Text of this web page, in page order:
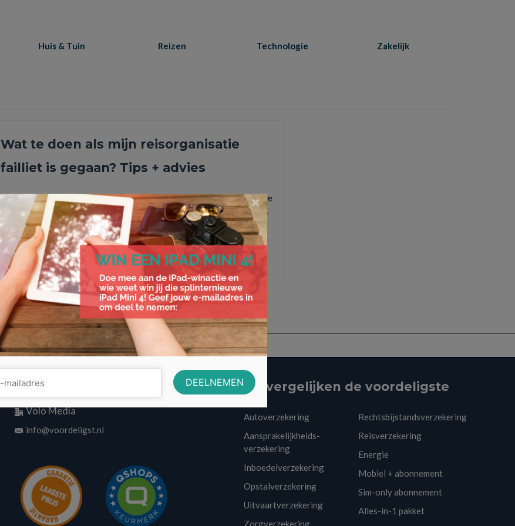
Huis & Tuin Reizen Technologie Zakelijk
Wat te doen als mijn reisorganisatie
failliet is gegaan? Tips + advies
Je hoort het de laatste tijd steeds vaker: bekende reisorganisaties die
in ernstige financiële problemen komen en uiteindelijk failliet gaan. …
Lees Meer
accommodatie, buitenland ,failliet,faillissement,Garantiefonds reisaanbieder ,reisbureau ,
Reisgelden
reisorganisatie,SGR vakantie,vergoeding,verzekerd
Contactinformatie
Volo Media
info@voordeligst.nl
wij vergelijken de voordeligste
Autoverzekering
Aansprakelijkheids-
verzekering
Inboedelverzekering
Opstalverzekering
Uitvaartverzekering
Zorgverzekering
Rechtsbijstandsverzekering
Reisverzekering
Energie
Mobiel + abonnement
Sim-only abonnement
Alles-in-1 pakket
×